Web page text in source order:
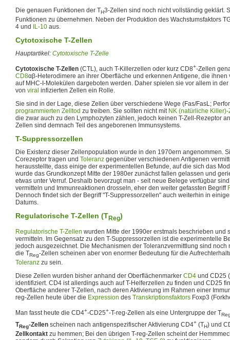
Die genauen Funktionen der TH3-Zellen sind noch nicht vollständig geklärt.
Funktionen zu übernehmen. Neben der Produktion des Wachstumsfaktors
4 und
IL-10 aus.
Cytotoxische T-Zellen
Hauptartikel: Cytotoxische T-Zelle
Cytotoxische T-Zellen (CTL), auch T-Killerzellen oder kurz CD8+-Zellen
CD8αβ-Heterodimere an ihrer Oberfläche und erkennen Antigene, die
auf MHC-I-Molekülen dargeboten werden. Daher spielen sie vor allem in
von viral infizierten Zellen ein Rolle.
Sie sind in der Lage, diese Zellen über verschiedene Wege (Fas/FasL;
programmierten Zelltod zu treiben. Sie sollten nicht mit NK (natürliche
die zwar auch zu den Lymphozyten zählen, jedoch keinen T-Zell-Rezeptor
Zellen sind demnach Teil des angeborenen Immunsystems.
T-Suppressorzellen
Die Existenz dieser Zellenpopulation wurde in den 1970ern angenommen.
Corezeptor tragen und Toleranz gegenüber verschiedenen Antigenen
herausstellte, dass einige der experimentellen Befunde, auf die sich das
wurde das Grundkonzept Mitte der 1980er zunächst fallen gelassen und
etwas unter Verruf. Deshalb bevorzugt man - seit neue Belege verfügbar
vermitteln und Immunreaktionen drosseln, eher den weiter gefassten Begriff
Dennoch findet sich der Begriff "T-Suppressorzellen" auch weiterhin in
Datums.
Regulatorische T-Zellen (TReg)
Regulatorische T-Zellen wurden Mitte der 1990er erstmals beschrieben und
vermitteln. Im Gegensatz zu den T-Suppressorzellen ist die experimentelle
jedoch ausgezeichnet. Die Mechanismen der Toleranzvermittlung sind noch
die TReg-Zellen scheinen aber von enormer Bedeutung für die
Toleranz zu sein.
Diese Zellen wurden bisher anhand der Oberflächenmarker CD4 und CD25
identifiziert. CD4 ist allerdings auch auf T-Helferzellen zu finden und CD25
Oberfläche anderer T-Zellen, nach deren Aktivierung im Rahmen einer
reg-Zellen heute über die Expression des Transkriptionsfaktors Foxp3
Man fasst heute die CD4+-CD25+-T-reg-Zellen als eine Untergruppe der T
TReg-Zellen scheinen nach antigenspezifischer Aktivierung CD4+ (TH) und
Zellkontakt zu hemmen; Bei den übrigen T-reg-Zellen scheint der